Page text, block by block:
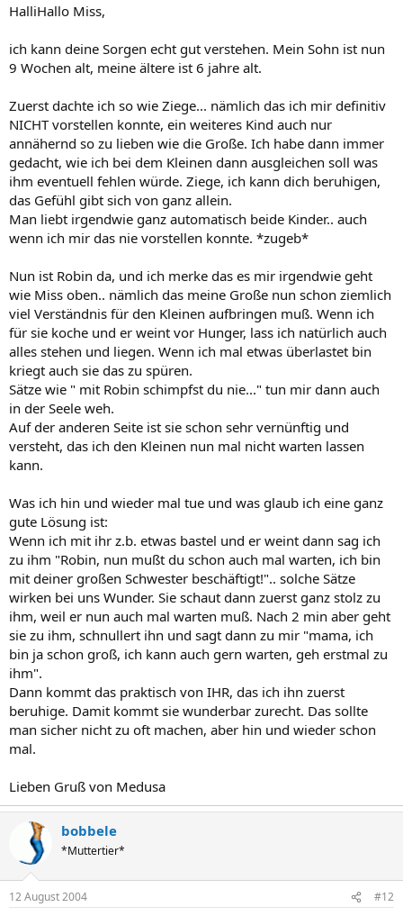
HalliHallo Miss,
ich kann deine Sorgen echt gut verstehen. Mein Sohn ist nun
9 Wochen alt, meine ältere ist 6 jahre alt.
Zuerst dachte ich so wie Ziege... nämlich das ich mir definitiv
NICHT vorstellen konnte, ein weiteres Kind auch nur
annähernd so zu lieben wie die Große. Ich habe dann immer
gedacht, wie ich bei dem Kleinen dann ausgleichen soll was
ihm eventuell fehlen würde. Ziege, ich kann dich beruhigen,
das Gefühl gibt sich von ganz allein.
Man liebt irgendwie ganz automatisch beide Kinder.. auch
wenn ich mir das nie vorstellen konnte. *zugeb*
Nun ist Robin da, und ich merke das es mir irgendwie geht
wie Miss oben.. nämlich das meine Große nun schon ziemlich
viel Verständnis für den Kleinen aufbringen muß. Wenn ich
für sie koche und er weint vor Hunger, lass ich natürlich auch
alles stehen und liegen. Wenn ich mal etwas überlastet bin
kriegt auch sie das zu spüren.
Sätze wie " mit Robin schimpfst du nie..." tun mir dann auch
in der Seele weh.
Auf der anderen Seite ist sie schon sehr vernünftig und
versteht, das ich den Kleinen nun mal nicht warten lassen
kann.
Was ich hin und wieder mal tue und was glaub ich eine ganz
gute Lösung ist:
Wenn ich mit ihr z.b. etwas bastel und er weint dann sag ich
zu ihm "Robin, nun mußt du schon auch mal warten, ich bin
mit deiner großen Schwester beschäftigt!".. solche Sätze
wirken bei uns Wunder. Sie schaut dann zuerst ganz stolz zu
ihm, weil er nun auch mal warten muß. Nach 2 min aber geht
sie zu ihm, schnullert ihn und sagt dann zu mir "mama, ich
bin ja schon groß, ich kann auch gern warten, geh erstmal zu
ihm".
Dann kommt das praktisch von IHR, das ich ihn zuerst
beruhige. Damit kommt sie wunderbar zurecht. Das sollte
man sicher nicht zu oft machen, aber hin und wieder schon
mal.
Lieben Gruß von Medusa
bobbele
*Muttertier*
12 August 2004 #12